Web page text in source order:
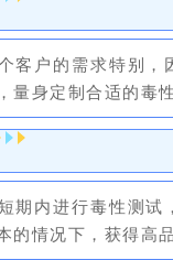
客户的需求特别
量身定制合适的毒
期内进行毒性测
的情况下，获得高